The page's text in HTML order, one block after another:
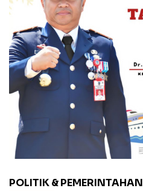
POLITIK & PEMERINTAHAN